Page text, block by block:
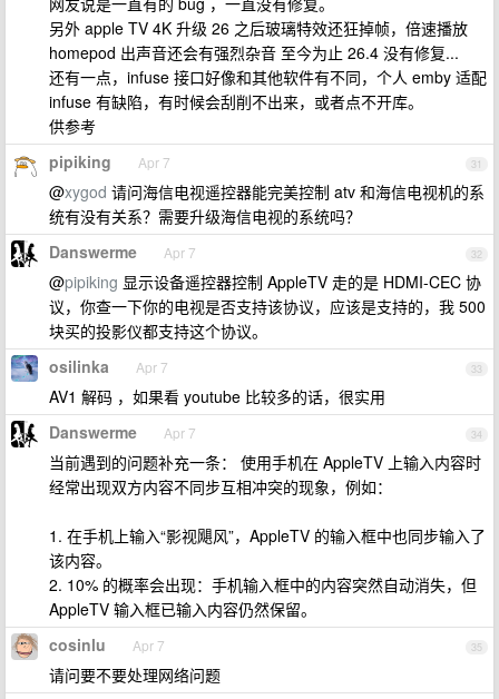
另外 apple TV 4K 升级 26 之后玻璃特效还狂掉帧，倍速播放
homepod 出声音还会有强烈杂音 至今为止 26.4 没有修复...
还有一点，infuse 接口好像和其他软件有不同，个人 emby 适配
infuse 有缺陷，有时候会刮削不出来，或者点不开库。
供参考
31
pipiking Apr 7
@xygod 请问海信电视遥控器能完美控制 atv 和海信电视机的系
统有没有关系？需要升级海信电视的系统吗？
32
Danswerme Apr 7
@pipiking 显示设备遥控器控制 AppleTV 走的是 HDMI-CEC 协
议，你查一下你的电视是否支持该协议，应该是支持的，我 500
块买的投影仪都支持这个协议。
33
osilinka Apr 7
AV1 解码 ，如果看 youtube 比较多的话，很实用
34
Danswerme Apr 7
当前遇到的问题补充一条： 使用手机在 AppleTV 上输入内容时
经常出现双方内容不同步互相冲突的现象，例如：
1. 在手机上输入“影视飓风”，AppleTV 的输入框中也同步输入了
该内容。
2. 10% 的概率会出现：手机输入框中的内容突然自动消失，但
AppleTV 输入框已输入内容仍然保留。
35
cosinlu Apr 7
请问要不要处理网络问题